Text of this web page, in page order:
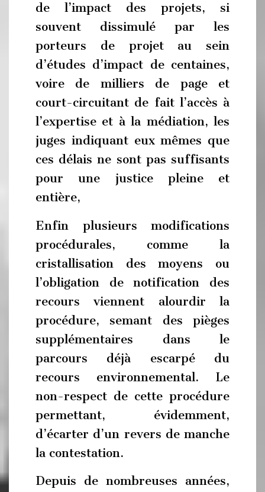
de l’impact des projets, si
souvent dissimulé par les
porteurs de projet au sein
d’études d’impact de centaines,
voire de milliers de page et
court-circuitant de fait l’accès à
l’expertise et à la médiation, les
juges indiquant eux mêmes que
ces délais ne sont pas suffisants
pour une justice pleine et
entière,
Enfin plusieurs modifications
procédurales, comme la
cristallisation des moyens ou
l’obligation de notification des
recours viennent alourdir la
procédure, semant des pièges
supplémentaires dans le
parcours déjà escarpé du
recours environnemental. Le
non-respect de cette procédure
permettant, évidemment,
d’écarter d’un revers de manche
la contestation.
Depuis de nombreuses années,